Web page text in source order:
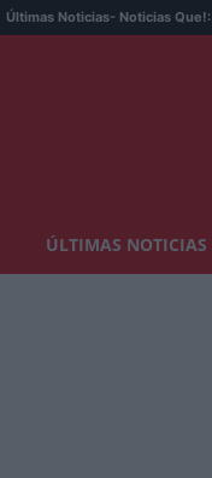
Últimas Noticias- Noticias Que!:
ÚLTIMAS NOTICIAS